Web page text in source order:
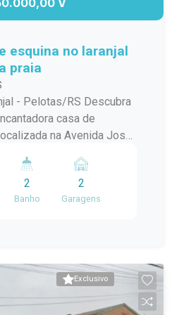
V
esquina no laranjal
praia
RS Descubra
casa de
na Avenida José
área construída, este
busca conforto e
ainda conta com
e um jardim de inverno
ao espaço. Além
2
Banho
2
Garagens
Exclusivo